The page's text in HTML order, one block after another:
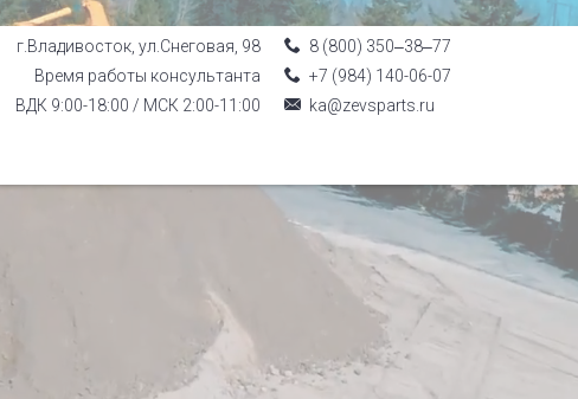
г.Владивосток, ул.Снеговая, 98
Время работы консультанта
ВДК 9:00-18:00 / МСК 2:00-11:00
8 (800) 350‒38‒77
+7 (984) 140-06-07
ka@zevsparts.ru